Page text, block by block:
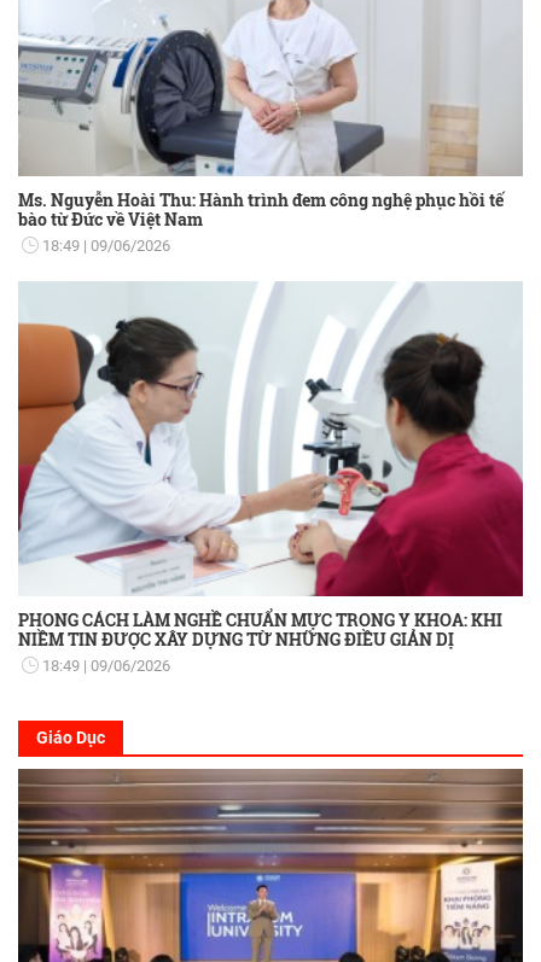
Ms. Nguyễn Hoài Thu: Hành trình đem công nghệ phục hồi tế
bào từ Đức về Việt Nam
18:49 09/06/2026
PHONG CÁCH LÀM NGHỀ CHUẨN MỰC TRONG Y KHOA: KHI
NIỀM TIN ĐƯỢC XÂY DỰNG TỪ NHỮNG ĐIỀU GIẢN DỊ
18:49 09/06/2026
Giáo Dục